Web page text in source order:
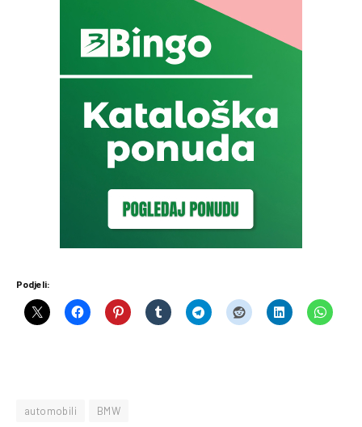
Podjeli:
automobili BMW